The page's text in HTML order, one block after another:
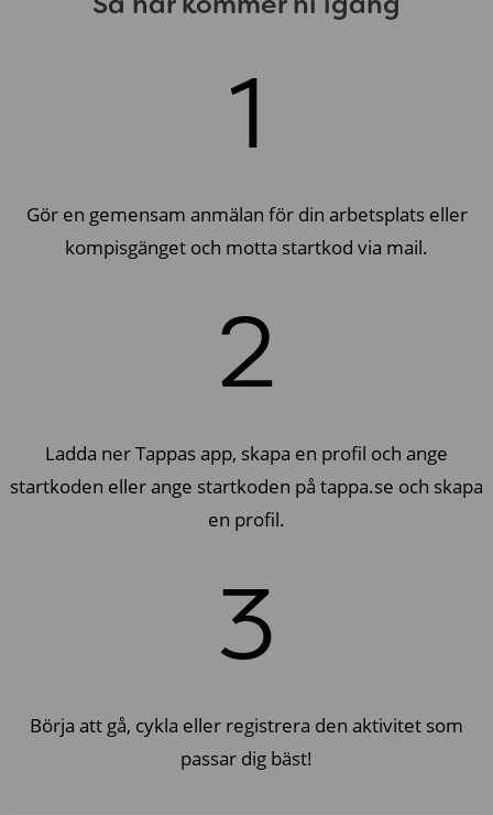
1
Gör en gemensam anmälan för din arbetsplats eller
kompisgänget och motta startkod via mail.
2
Ladda ner Tappas app, skapa en profil och ange
startkoden eller ange startkoden på tappa.se och skapa
en profil.
3
Börja att gå, cykla eller registrera den aktivitet som
passar dig bäst!